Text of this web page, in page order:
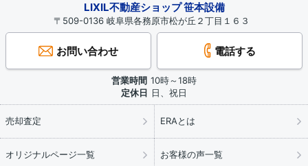
LIXIL不動産ショップ 笹本設備
〒509-0136 岐阜県各務原市松が丘２丁目１６３
お問い合わせ 電話する
営業時間 10時～18時
定休日 日、祝日
売却査定 ERAとは
オリジナルページ一覧 お客様の声一覧